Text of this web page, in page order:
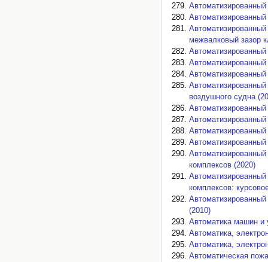
Автоматизированный
межвалковый зазор
Автоматизированный
Автоматизированный
воздушного судна
комплексов (2020)
комплексов:
(2010)
Автоматика машин и
Автоматика,
Автоматика,
Автоматическая